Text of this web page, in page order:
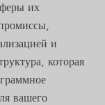
их
и
которая
вашего